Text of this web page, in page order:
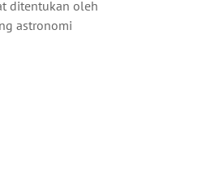
ditentukan oleh
astronomi